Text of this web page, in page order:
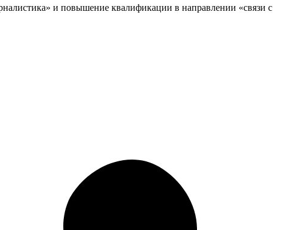
и повышение квалификации в направлении «связи с